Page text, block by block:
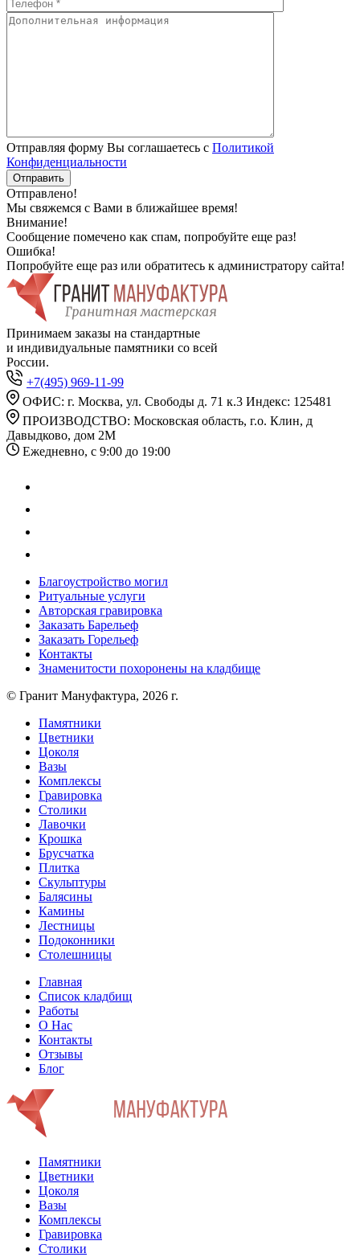
Отправляя форму Вы соглашаетесь с Политикой
Конфиденциальности
Отправлено!
Мы свяжемся с Вами в ближайшее время!
Внимание!
Сообщение помечено как спам, попробуйте еще раз!
Ошибка!
Попробуйте еще раз или обратитесь к администратору сайта!
Принимаем заказы на стандартные
и индивидуальные памятники со всей
России.
+7(495) 969-11-99
ОФИС: г. Москва, ул. Свободы д. 71 к.3 Индекс: 125481
ПРОИЗВОДСТВО: Московская область, г.о. Клин, д
Давыдково, дом 2М
Ежедневно, с 9:00 до 19:00
Благоустройство могил
Ритуальные услуги
Авторская гравировка
Заказать Барельеф
Заказать Горельеф
Контакты
Знаменитости похоронены на кладбище
© Гранит Мануфактура, 2026 г.
Памятники
Цветники
Цоколя
Вазы
Комплексы
Гравировка
Столики
Лавочки
Крошка
Брусчатка
Плитка
Скульптуры
Балясины
Камины
Лестницы
Подоконники
Столешницы
Главная
Список кладбищ
Работы
О Нас
Контакты
Отзывы
Блог
Памятники
Цветники
Цоколя
Вазы
Комплексы
Гравировка
Столики